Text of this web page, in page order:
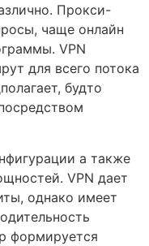
Прокси-
чаще онлайн
VPN
для всего потока
будто
а также
VPN дает
однако имеет
формируется